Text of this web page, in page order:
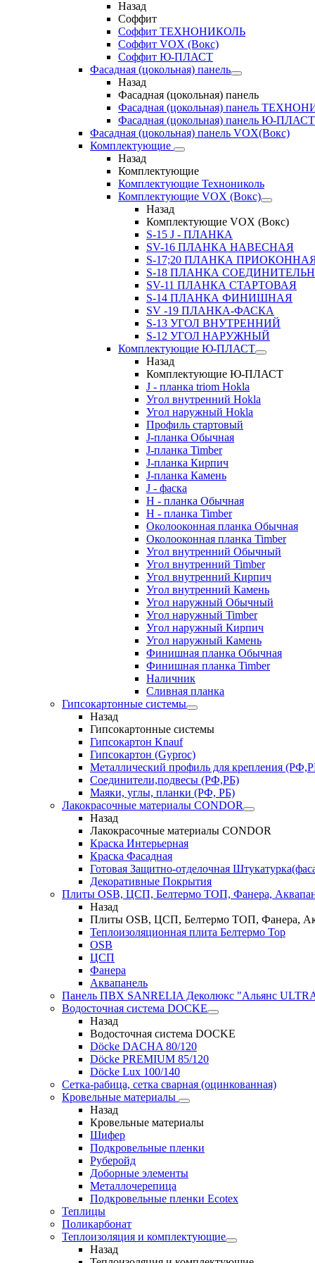
Назад
Соффит
Соффит ТЕХНОНИКОЛЬ
Соффит VOX (Вокс)
Соффит Ю-ПЛАСТ
Фасадная (цокольная) панель
Назад
Фасадная (цокольная) панель
Фасадная (цокольная) панель
Фасадная (цокольная) панель Ю-ПЛАСТ
Фасадная (цокольная) панель VOX(Вокс)
Комплектующие
Назад
Комплектующие
Комплектующие Технониколь
Комплектующие VOX (Вокс)
Назад
Комплектующие VOX (Вокс)
S-15 J - ПЛАНКА
SV-16 ПЛАНКА НАВЕСНАЯ
S-17;20 ПЛАНКА
S-18 ПЛАНКА
SV-11 ПЛАНКА СТАРТОВАЯ
S-14 ПЛАНКА ФИНИШНАЯ
SV -19 ПЛАНКА-ФАСКА
S-13 УГОЛ ВНУТРЕННИЙ
S-12 УГОЛ НАРУЖНЫЙ
Комплектующие Ю-ПЛАСТ
Назад
Комплектующие Ю-ПЛАСТ
J - планка triom Hokla
Угол внутренний Hokla
Угол наружный Hokla
Профиль стартовый
J-планка Обычная
J-планка Timber
J-планка Кирпич
J-планка Камень
J - фаска
Н - планка Обычная
Н - планка Timber
Околооконная планка Обычная
Околооконная планка Timber
Угол внутренний Обычный
Угол внутренний Timber
Угол внутренний Кирпич
Угол внутренний Камень
Угол наружный Обычный
Угол наружный Timber
Угол наружный Кирпич
Угол наружный Камень
Финишная планка Обычная
Финишная планка Timber
Наличник
Сливная планка
Гипсокартонные системы
Назад
Гипсокартонные системы
Гипсокартон Knauf
Гипсокартон (Gyproc)
Металлический профиль для крепления
Соединители,подвесы (РФ,РБ)
Маяки, углы, планки (РФ, РБ)
Лакокрасочные материалы CONDOR
Назад
Лакокрасочные материалы CONDOR
Краска Интерьерная
Краска Фасадная
Готовая Защитно-отделочная
Декоративные Покрытия
Плиты OSB, ЦСП, Белтермо ТОП, Фанера,
Назад
Плиты OSB, ЦСП, Белтермо ТОП, Фанера,
Теплоизоляционная плита Белтермо Top
OSB
ЦСП
Фанера
Аквапанель
Панель ПВХ SANRELIA Деколюкс "Альянс
Водосточная система DOCKE
Назад
Водосточная система DOCKE
Döсkе DACHA 80/120
Döcke PREMIUM 85/120
Döсkе Luх 100/140
Сетка-рабица, сетка сварная (оцинкованная)
Кровельные материалы
Назад
Кровельные материалы
Шифер
Подкровельные пленки
Руберойд
Доборные элементы
Металлочерепица
Подкровельные пленки Ecotex
Теплицы
Поликарбонат
Теплоизоляция и комплектующие
Назад